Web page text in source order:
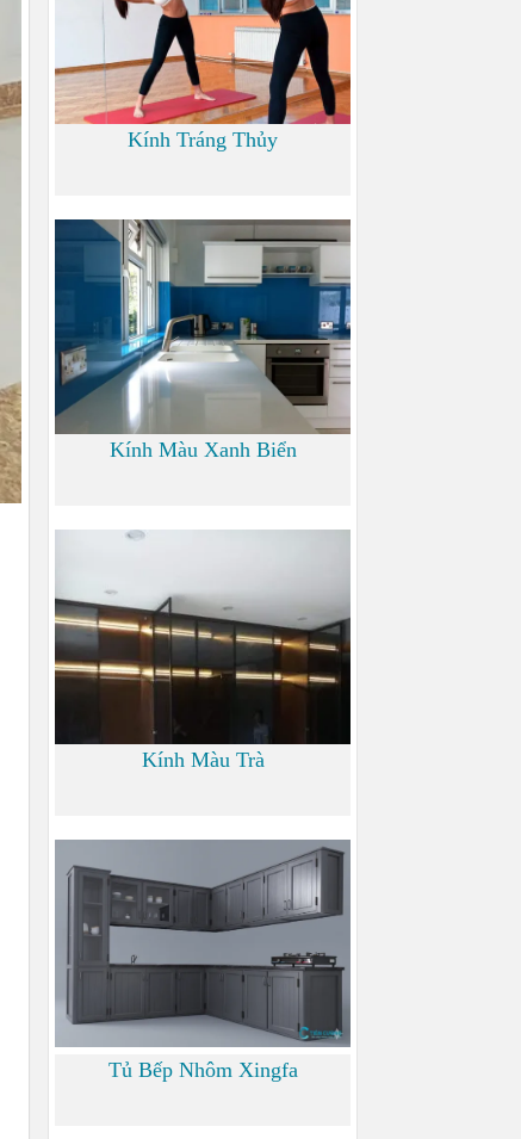
Kính Tráng Thủy
Kính Màu Xanh Biển
Kính Màu Trà
Tủ Bếp Nhôm Xingfa